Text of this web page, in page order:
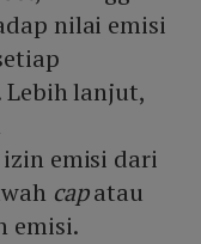
nilai emisi
lanjut,
emisi dari
capatau
emisi.